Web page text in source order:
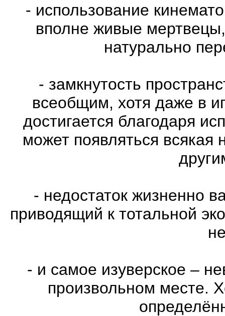
- использование
вполне живые
натурально
- замкнутость
всеобщим, хотя даже в
достигается благодаря
может появляться всякая
- недостаток жизненно
приводящий к тотальной
- и самое изуверское –
произвольном месте.